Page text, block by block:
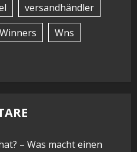
versandhändler
Winners
Wns
– Was macht einen